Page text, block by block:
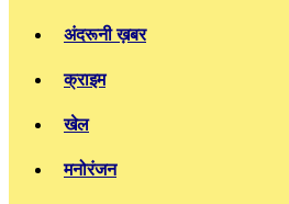
अंदरूनी ख़बर
क्राइम
खेल
मनोरंजन